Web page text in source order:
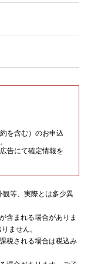
を含む）のお申込
告にて確定情報を
等、実際とは多少異
含まれる場合がありま
ません。
税される場合は税込み